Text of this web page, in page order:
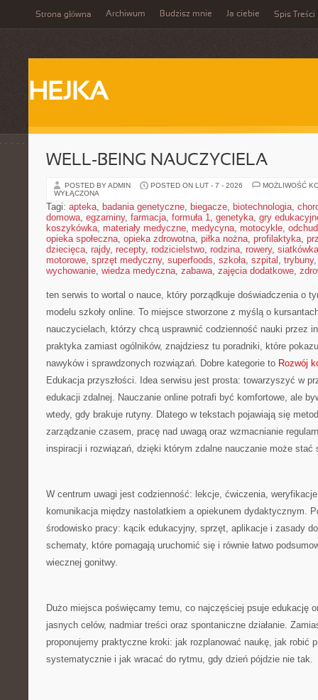
Strona główna Archiwum Budzisz mnie Ja ciebie Spis Treści
HEJKA
WELL-BEING NAUCZYCIELA
POSTED BY ADMIN POSTED ON LUT - 7 - 2026
MOŻLIWOŚĆ
WYŁĄCZONA
Tagi: apteka, badania genetyczne, biegacze, biotechnologia,
domowa, egzaminy, farmacja, formuła 1, genetyka, gry
koszykówka, materiały medyczne, medycyna, motocykle,
opieka społeczna, opieka zdrowotna, piłka nożna, profilaktyka,
dziecięca, rajdy, recepty, rodzicielstwo, rodzina, rowery, siatkówka
motorowe, sprzęt medyczny, superfoods, szkoła, szpital , trybuny
wychowanie, wiedza medyczna, zabawa, zajęcia dodatkowe,
ten serwis to wortal o nauce, który porządkuje doświadczenia o
modelu szkoły online. To miejsce stworzone z myślą o
nauczycielach, którzy chcą usprawnić codzienność nauki przez
praktyka zamiast ogólników, znajdziesz tu poradniki, które
nawyków i sprawdzonych rozwiązań. Dobre kategorie to Rozwój
Edukacja przyszłości. Idea serwisu jest prosta: towarzyszyć w
edukacji zdalnej. Nauczanie online potrafi być komfortowe, ale
wtedy, gdy brakuje rutyny. Dlatego w tekstach pojawiają się
zarządzanie czasem, pracę nad uwagą oraz wzmacnianie
inspiracji i rozwiązań, dzięki którym zdalne nauczanie może stać
W centrum uwagi jest codzienność: lekcje, ćwiczenia,
komunikacja między nastolatkiem a opiekunem dydaktycznym.
środowisko pracy: kącik edukacyjny, sprzęt, aplikacje i zasady
schematy, które pomagają uruchomić się i równie łatwo
wiecznej gonitwy.
Dużo miejsca poświęcamy temu, co najczęściej psuje edukację
jasnych celów, nadmiar treści oraz spontaniczne działanie.
proponujemy praktyczne kroki: jak rozplanować naukę, jak robić
systematycznie i jak wracać do rytmu, gdy dzień pójdzie nie tak.